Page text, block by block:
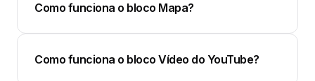
Como funciona o bloco Mapa?
Como funciona o bloco Vídeo do YouTube?